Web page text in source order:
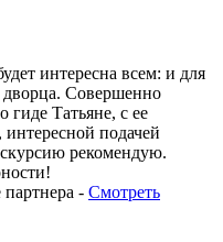
интересна всем: и для
Совершенно
Татьяне, с ее
подачей
рекомендую.
- Смотреть